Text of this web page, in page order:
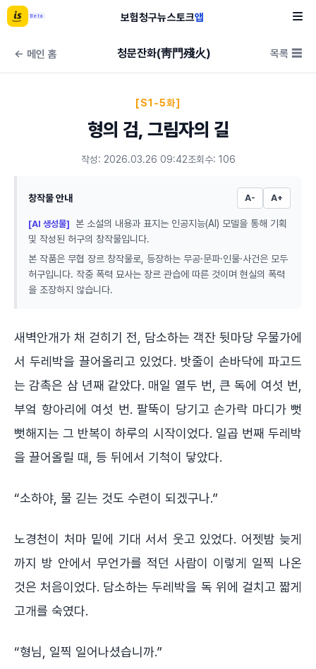
Beta 보험청구뉴스토크앱
← 메인 홈 청문잔화(靑門殘火) 목록 ☰
[S1-5화]
형의 검, 그림자의 길
작성: 2026.03.26 09:42조회수: 106
창작물 안내 A- A+
[AI 생성물]
본 소설의 내용과 표지는 인공지능(AI) 모델을 통해 기획
및 작성된 허구의 창작물입니다.
본 작품은 무협 장르 창작물로, 등장하는 무공·문파·인물·사건은 모두
허구입니다. 작중 폭력 묘사는 장르 관습에 따른 것이며 현실의 폭력
을 조장하지 않습니다.
새벽안개가 채 걷히기 전, 담소하는 객잔 뒷마당 우물가에
서 두레박을 끌어올리고 있었다. 밧줄이 손바닥에 파고드
는 감촉은 삼 년째 같았다. 매일 열두 번, 큰 독에 여섯 번,
부엌 항아리에 여섯 번. 팔뚝이 당기고 손가락 마디가 뻣
뻣해지는 그 반복이 하루의 시작이었다. 일곱 번째 두레박
을 끌어올릴 때, 등 뒤에서 기척이 닿았다.
“소하야, 물 긷는 것도 수련이 되겠구나.”
노경천이 처마 밑에 기대 서서 웃고 있었다. 어젯밤 늦게
까지 방 안에서 무언가를 적던 사람이 이렇게 일찍 나온
것은 처음이었다. 담소하는 두레박을 독 위에 걸치고 짧게
고개를 숙였다.
“형님, 일찍 일어나셨습니까.”